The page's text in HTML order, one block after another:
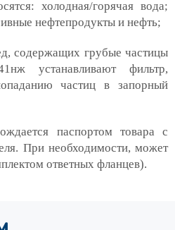
холодная/горячая вода;
нефтепродукты и нефть;
содержащих грубые частицы
устанавливают фильтр,
частиц в запорный
паспортом товара с
При необходимости, может
ответных фланцев).